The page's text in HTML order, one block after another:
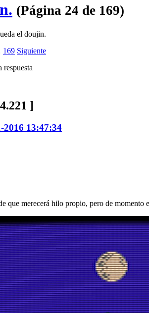
(Página 24 de 169)
el doujin.
169 Siguiente
respuesta
]
2016 13:47:34
que merecerá hilo propio, pero de momento